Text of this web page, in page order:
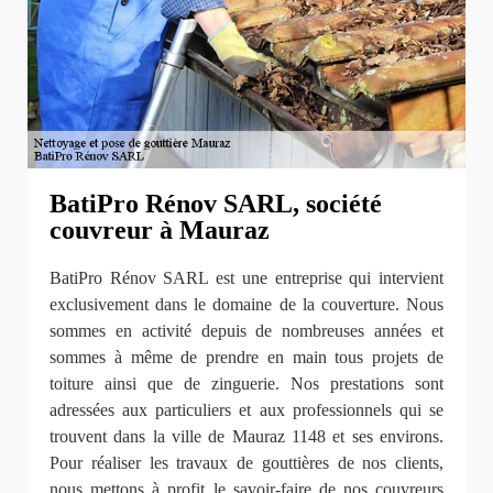
BatiPro Rénov SARL, société
couvreur à Mauraz
BatiPro Rénov SARL est une entreprise qui intervient
exclusivement dans le domaine de la couverture. Nous
sommes en activité depuis de nombreuses années et
sommes à même de prendre en main tous projets de
toiture ainsi que de zinguerie. Nos prestations sont
adressées aux particuliers et aux professionnels qui se
trouvent dans la ville de Mauraz 1148 et ses environs.
Pour réaliser les travaux de gouttières de nos clients,
nous mettons à profit le savoir-faire de nos couvreurs